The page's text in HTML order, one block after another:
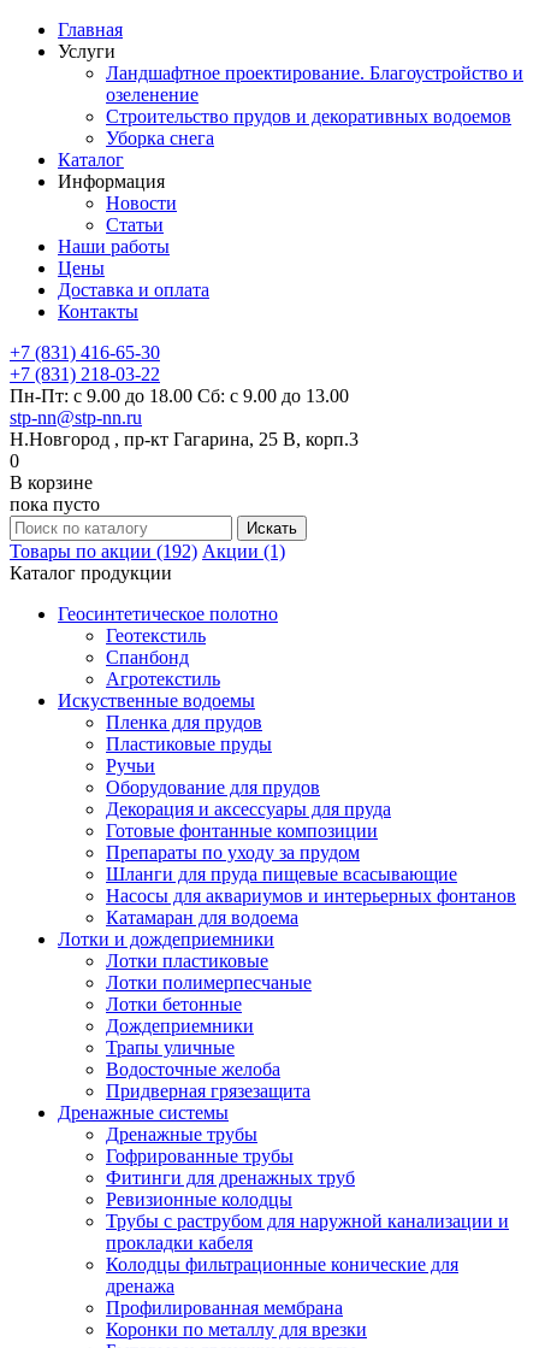
Главная
Услуги
Ландшафтное проектирование. Благоустройство и
озеленение
Строительство прудов и декоративных водоемов
Уборка снега
Каталог
Информация
Новости
Статьи
Наши работы
Цены
Доставка и оплата
Контакты
+7 (831) 416-65-30
+7 (831) 218-03-22
Пн-Пт: с 9.00 до 18.00 Сб: с 9.00 до 13.00
stp-nn@stp-nn.ru
Н.Новгород , пр-кт Гагарина, 25 В, корп.3
0
В корзине
пока пусто
Товары по акции (192) Акции (1)
Каталог продукции
Геосинтетическое полотно
Геотекстиль
Спанбонд
Агротекстиль
Искуственные водоемы
Пленка для прудов
Пластиковые пруды
Ручьи
Оборудование для прудов
Декорация и аксессуары для пруда
Готовые фонтанные композиции
Препараты по уходу за прудом
Шланги для пруда пищевые всасывающие
Насосы для аквариумов и интерьерных фонтанов
Катамаран для водоема
Лотки и дождеприемники
Лотки пластиковые
Лотки полимерпесчаные
Лотки бетонные
Дождеприемники
Трапы уличные
Водосточные желоба
Придверная грязезащита
Дренажные системы
Дренажные трубы
Гофрированные трубы
Фитинги для дренажных труб
Ревизионные колодцы
Трубы с раструбом для наружной канализации и
прокладки кабеля
Колодцы фильтрационные конические для
дренажа
Профилированная мембрана
Коронки по металлу для врезки